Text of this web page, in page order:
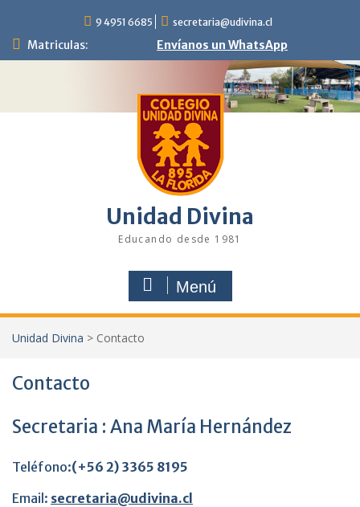
contenido
9 4951 6685 secretaria@udivina.cl
Matriculas: Envíanos un WhatsApp
Unidad Divina
Educando desde 1981
Menú
Unidad Divina > Contacto
Contacto
Secretaria : Ana María Hernández
Teléfono:(+56 2) 3365 8195
Email: secretaria@udivina.cl